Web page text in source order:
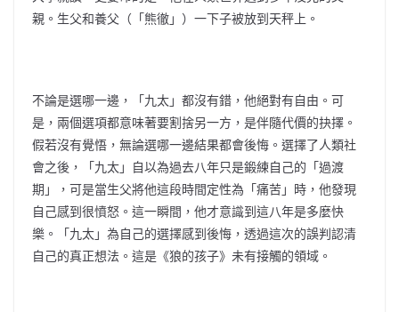
親。生父和養父（「熊徹」）一下子被放到天秤上。
不論是選哪一邊，「九太」都沒有錯，他絕對有自由。可
是，兩個選項都意味著要割捨另一方，是伴隨代價的抉擇。
假若沒有覺悟，無論選哪一邊結果都會後悔。選擇了人類社
會之後，「九太」自以為過去八年只是鍛練自己的「過渡
期」，可是當生父將他這段時間定性為「痛苦」時，他發現
自己感到很憤怒。這一瞬間，他才意識到這八年是多麼快
樂。「九太」為自己的選擇感到後悔，透過這次的誤判認清
自己的真正想法。這是《狼的孩子》未有接觸的領域。